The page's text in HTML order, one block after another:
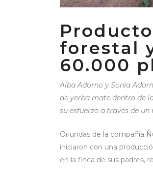
forestal
60.000
Alba Adorno y Sonia
de yerba mate dentro de
su esfuerzo a través de
Oriundas de la compañía
iniciaron con una
en la finca de sus padres,